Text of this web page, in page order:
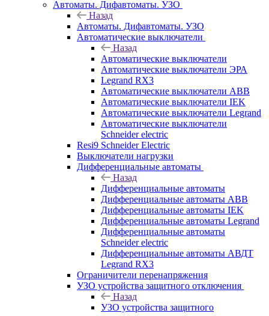
Автоматы. Дифавтоматы. УЗО
Назад
Автоматы. Дифавтоматы. УЗО
Автоматические выключатели
Назад
Автоматические выключатели
Автоматические выключатели ЭРА
Legrand RX3
Автоматические выключатели ABB
Автоматические выключатели IEK
Автоматические выключатели Legrand
Автоматические выключатели
Schneider electric
Resi9 Schneider Electric
Выключатели нагрузки
Дифференциальные автоматы
Назад
Дифференциальные автоматы
Дифференциальные автоматы ABB
Дифференциальные автоматы IEK
Дифференциальные автоматы Legrand
Дифференциальные автоматы
Schneider electric
Дифференциальные автоматы АВДТ
Legrand RX3
Ограничители перенапряжения
УЗО устройства защитного отключения
Назад
УЗО устройства защитного